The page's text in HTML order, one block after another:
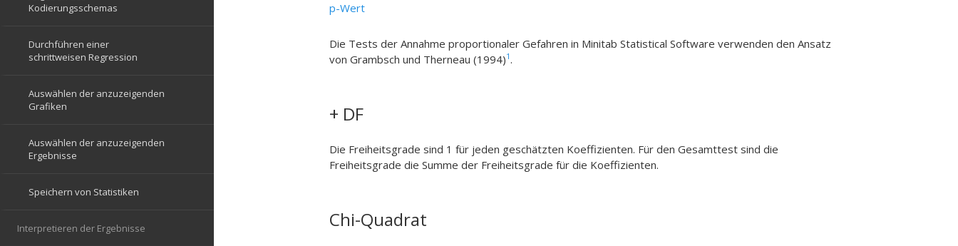
p-Wert
Die Tests der Annahme proportionaler Gefahren in Minitab Statistical Software verwenden den Ansatz
von Grambsch und Therneau (1994)1.
+ DF
Die Freiheitsgrade sind 1 für jeden geschätzten Koeffizienten. Für den Gesamttest sind die
Freiheitsgrade die Summe der Freiheitsgrade für die Koeffizienten.
Chi-Quadrat